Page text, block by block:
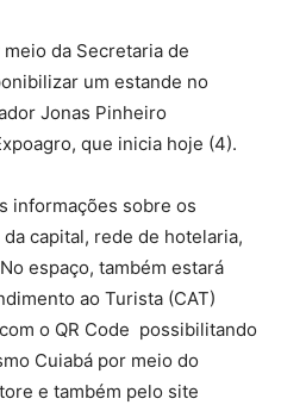
da Secretaria de
um estande no
Jonas Pinheiro
que inicia hoje (4).
informações sobre os
capital, rede de hotelaria,
espaço, também estará
ao Turista (CAT)
o QR Code possibilitando
Cuiabá por meio do
e também pelo site